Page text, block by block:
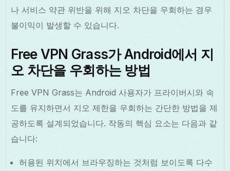
나 서비스 약관 위반을 위해 지오 차단을 우회하는 경우
불이익이 발생할 수 있습니다.
Free VPN Grass가 Android에서 지
오 차단을 우회하는 방법
Free VPN Grass는 Android 사용자가 프라이버시와 속
도를 유지하면서 지오 제한을 우회하는 간단한 방법을 제
공하도록 설계되었습니다. 작동의 핵심 요소는 다음과 같
습니다:
허용된 위치에서 브라우징하는 것처럼 보이도록 다수